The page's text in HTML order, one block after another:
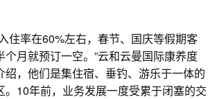
率在60%左右，春节、国庆等假期客
个月就预订一空。”云和云曼国际康养度
绍，他们是集住宿、垂钓、游乐于一体的
。10年前，业务发展一度受累于闭塞的交